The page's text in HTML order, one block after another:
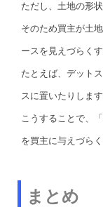
ただし、土地の形
そのため買主が土
ースを見えづらく
たとえば、デット
スに置いたりします
こうすることで、
を買主に与えづら
まとめ